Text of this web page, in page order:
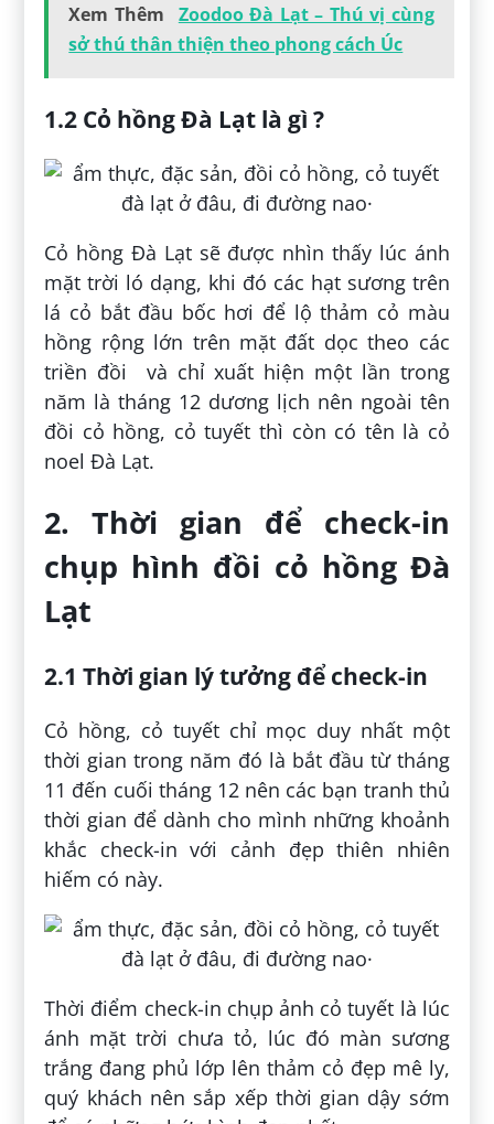
Xem Thêm
Zoodoo Đà Lạt – Thú vị cùng
sở thú thân thiện theo phong cách Úc
1.2 Cỏ hồng Đà Lạt là gì ?
Cỏ hồng Đà Lạt sẽ được nhìn thấy lúc ánh
mặt trời ló dạng, khi đó các hạt sương trên
lá cỏ bắt đầu bốc hơi để lộ thảm cỏ màu
hồng rộng lớn trên mặt đất dọc theo các
triền đồi và chỉ xuất hiện một lần trong
năm là tháng 12 dương lịch nên ngoài tên
đồi cỏ hồng, cỏ tuyết thì còn có tên là cỏ
noel Đà Lạt.
2. Thời gian để check-in
chụp hình đồi cỏ hồng Đà
Lạt
2.1 Thời gian lý tưởng để check-in
Cỏ hồng, cỏ tuyết chỉ mọc duy nhất một
thời gian trong năm đó là bắt đầu từ tháng
11 đến cuối tháng 12 nên các bạn tranh thủ
thời gian để dành cho mình những khoảnh
khắc check-in với cảnh đẹp thiên nhiên
hiếm có này.
Thời điểm check-in chụp ảnh cỏ tuyết là lúc
ánh mặt trời chưa tỏ, lúc đó màn sương
trắng đang phủ lớp lên thảm cỏ đẹp mê ly,
quý khách nên sắp xếp thời gian dậy sớm